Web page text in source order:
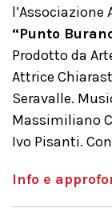
l’Associazione
“Punto
Prodotto da
Attrice
Seravalle.
Massimiliano
Ivo Pisanti.
Info e